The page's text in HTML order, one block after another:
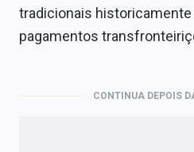
tradicionais
pagamentos
CONTINUA DEPOIS